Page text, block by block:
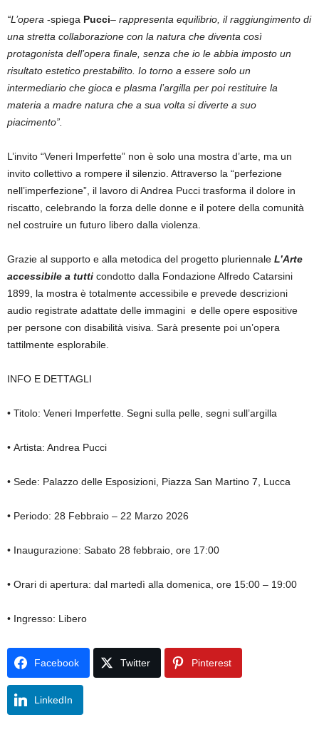
“L’opera -spiega Pucci– rappresenta equilibrio, il raggiungimento di
una stretta collaborazione con la natura che diventa così
protagonista dell’opera finale, senza che io le abbia imposto un
risultato estetico prestabilito. Io torno a essere solo un
intermediario che gioca e plasma l’argilla per poi restituire la
materia a madre natura che a sua volta si diverte a suo
piacimento”.
L’invito “Veneri Imperfette” non è solo una mostra d’arte, ma un
invito collettivo a rompere il silenzio. Attraverso la “perfezione
nell’imperfezione”, il lavoro di Andrea Pucci trasforma il dolore in
riscatto, celebrando la forza delle donne e il potere della comunità
nel costruire un futuro libero dalla violenza.
Grazie al supporto e alla metodica del progetto pluriennale L’Arte
accessibile a tutti condotto dalla Fondazione Alfredo Catarsini
1899, la mostra è totalmente accessibile e prevede descrizioni
audio registrate adattate delle immagini e delle opere espositive
per persone con disabilità visiva. Sarà presente poi un’opera
tattilmente esplorabile.
INFO E DETTAGLI
• Titolo: Veneri Imperfette. Segni sulla pelle, segni sull’argilla
• Artista: Andrea Pucci
• Sede: Palazzo delle Esposizioni, Piazza San Martino 7, Lucca
• Periodo: 28 Febbraio – 22 Marzo 2026
• Inaugurazione: Sabato 28 febbraio, ore 17:00
• Orari di apertura: dal martedì alla domenica, ore 15:00 – 19:00
• Ingresso: Libero
Facebook Twitter Pinterest
LinkedIn